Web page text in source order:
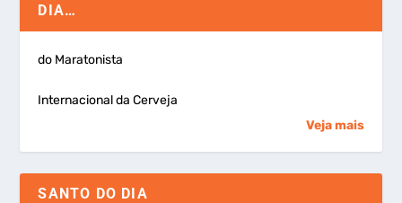
DIA…
do Maratonista
Internacional da Cerveja
Veja mais
SANTO DO DIA